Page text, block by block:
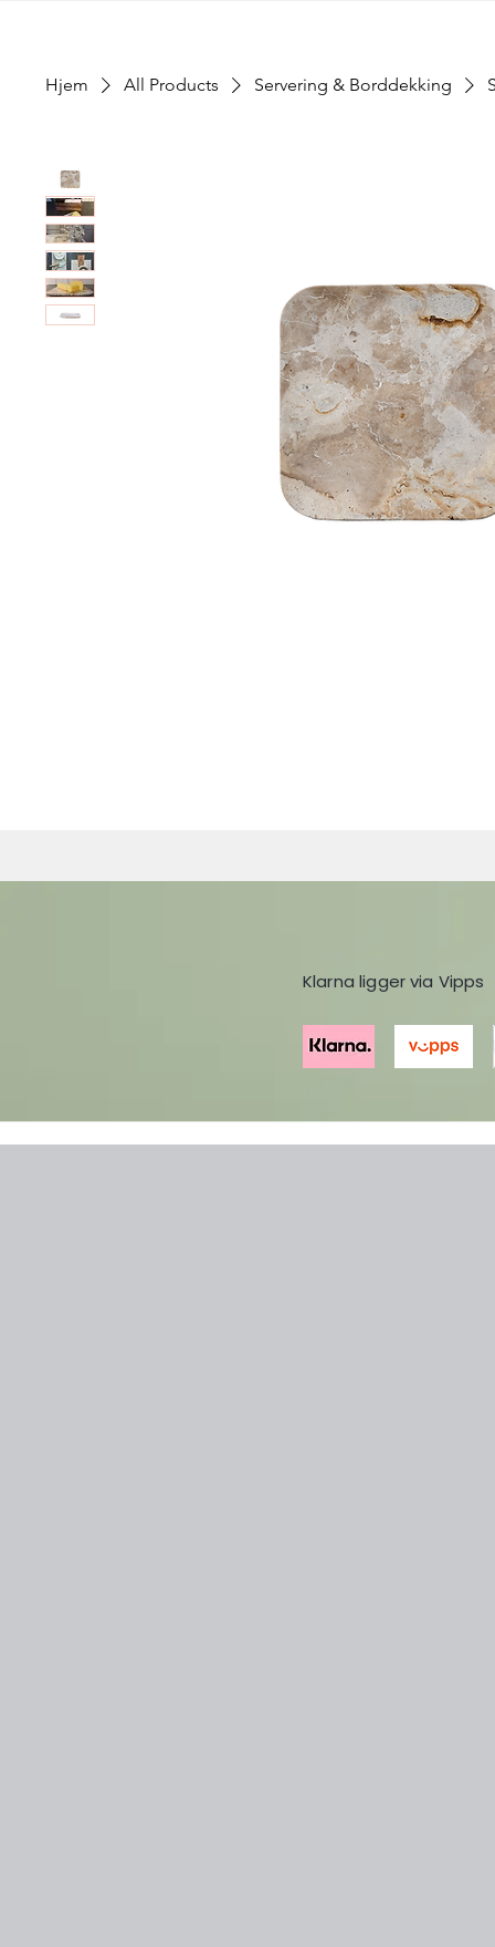
Hjem All Products Servering & Borddekking
Klarna ligger via Vipps